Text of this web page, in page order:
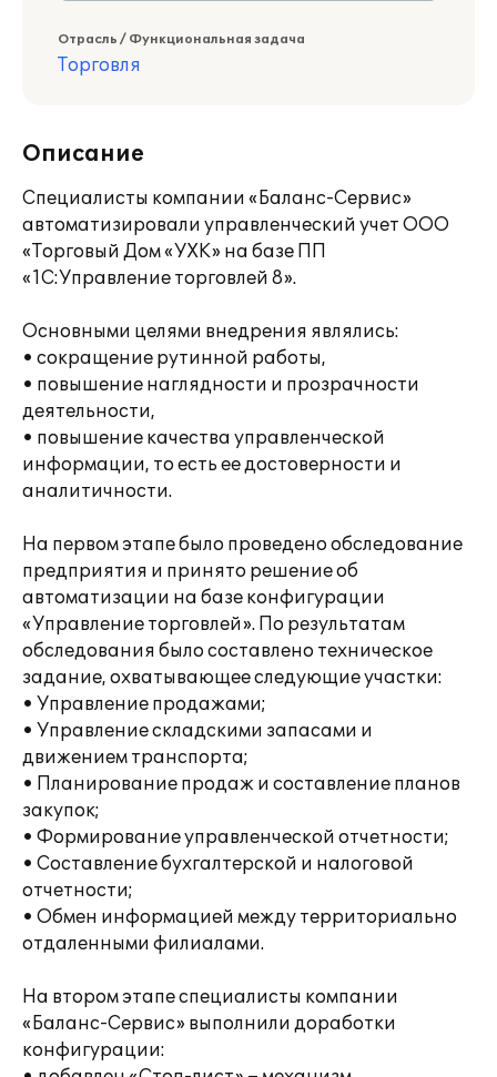
Отрасль / Функциональная задача
Торговля
Описание
Специалисты компании «Баланс-Сервис»
автоматизировали управленческий учет ООО
«Торговый Дом «УХК» на базе ПП
«1С:Управление торговлей 8».
Основными целями внедрения являлись:
• сокращение рутинной работы,
• повышение наглядности и прозрачности
деятельности,
• повышение качества управленческой
информации, то есть ее достоверности и
аналитичности.
На первом этапе было проведено обследование
предприятия и принято решение об
автоматизации на базе конфигурации
«Управление торговлей». По результатам
обследования было составлено техническое
задание, охватывающее следующие участки:
• Управление продажами;
• Управление складскими запасами и
движением транспорта;
• Планирование продаж и составление планов
закупок;
• Формирование управленческой отчетности;
• Составление бухгалтерской и налоговой
отчетности;
• Обмен информацией между территориально
отдаленными филиалами.
На втором этапе специалисты компании
«Баланс-Сервис» выполнили доработки
конфигурации: